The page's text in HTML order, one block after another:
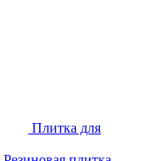
Плитка для